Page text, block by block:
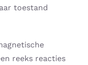
toestand
reeks reacties